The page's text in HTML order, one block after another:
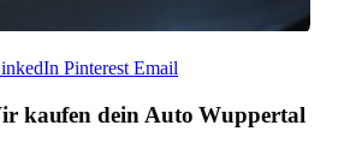
Pinterest Email
kaufen dein Auto Wuppertal